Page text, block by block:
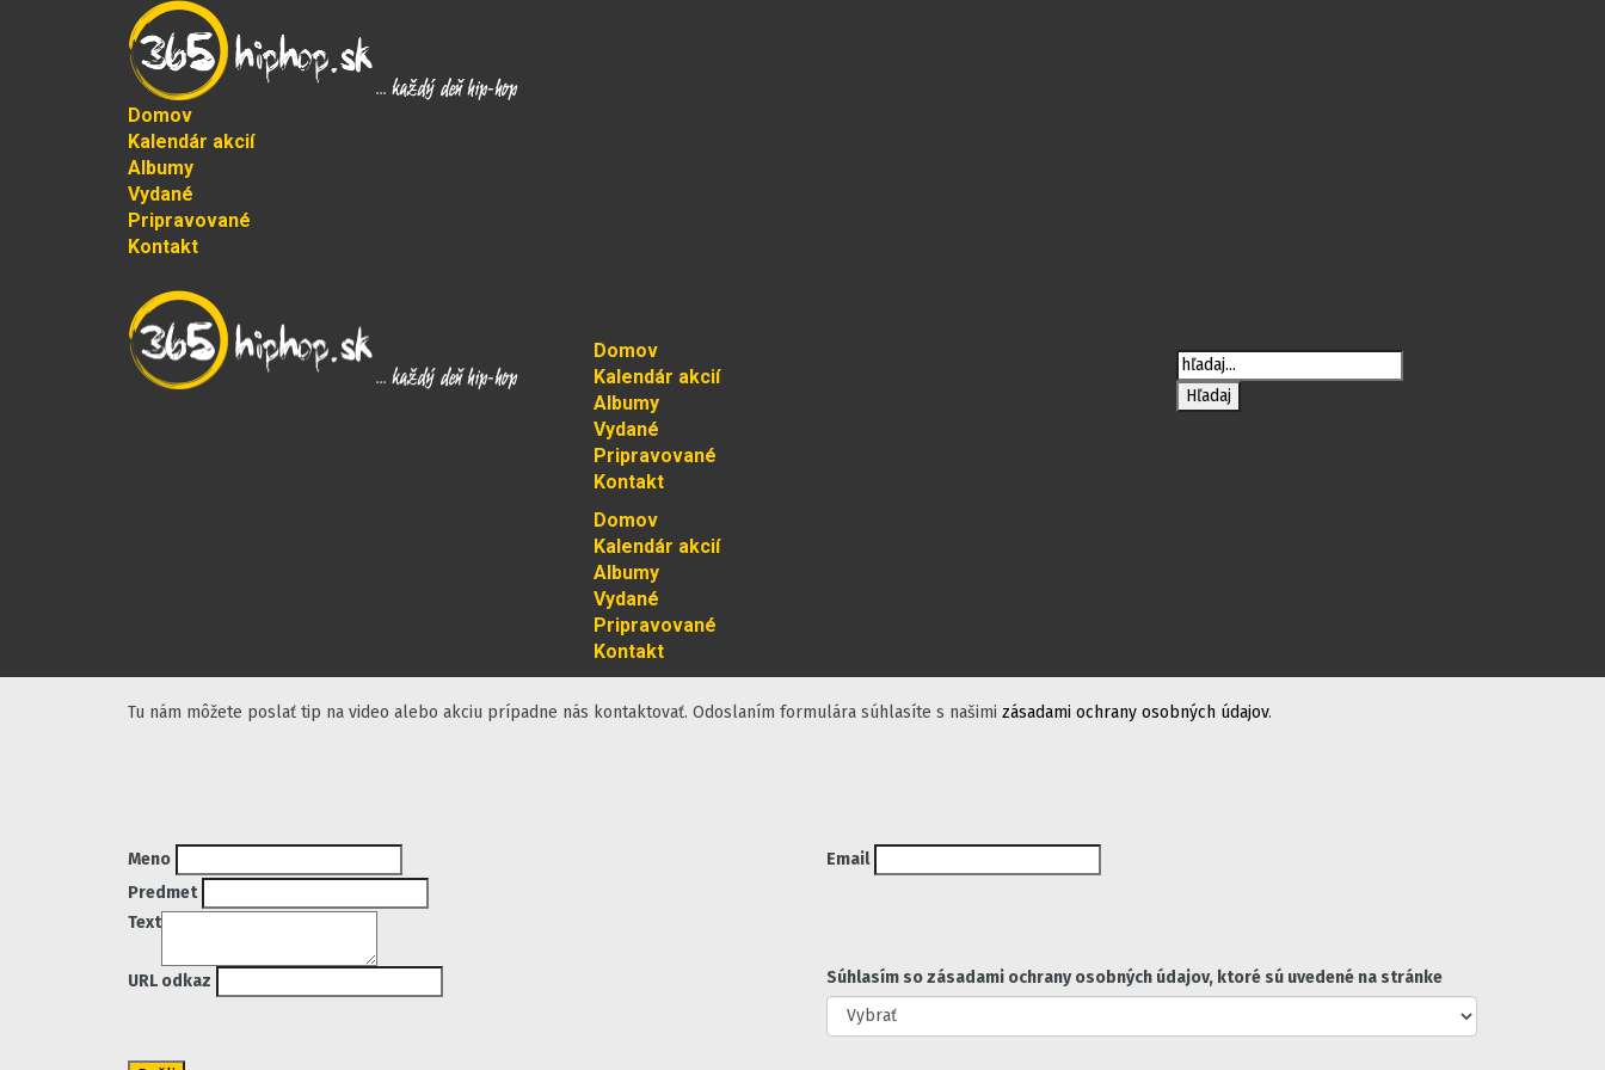
Domov
Kalendár akcií
Albumy
Vydané
Pripravované
Kontakt
Domov
Kalendár akcií
Albumy
Vydané
Pripravované
Kontakt
Domov
Kalendár akcií
Albumy
Vydané
Pripravované
Kontakt
Tu nám môžete poslať tip na video alebo akciu prípadne nás kontaktovať. Odoslaním formulára súhlasíte s našimi zásadami ochrany osobných údajov.
Meno
Email
Predmet
Text
URL odkaz Súhlasím so zásadami ochrany osobných údajov, ktoré sú uvedené na stránke